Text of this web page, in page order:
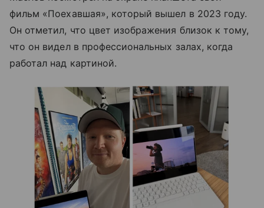
фильм «Поехавшая», который вышел в 2023 году.
Он отметил, что цвет изображения близок к тому,
что он видел в профессиональных залах, когда
работал над картиной.